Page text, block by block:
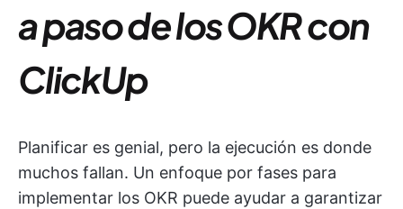
a paso de los OKR con
ClickUp
Planificar es genial, pero la ejecución es donde
muchos fallan. Un enfoque por fases para
implementar los OKR puede ayudar a garantizar